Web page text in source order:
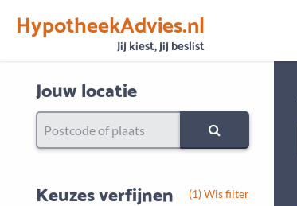
HypotheekAdvies.nl
Jij kiest, jij beslist
VertrouwenAlle basisgegevens zijn gecontroleerd
Jouw locatie
Keuzes verfijnen (1) Wis filter